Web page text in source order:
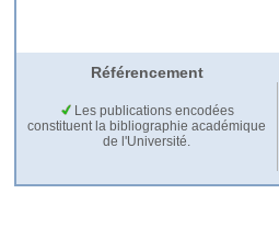
Référencement
Les publications encodées
constituent la bibliographie académique
de l'Université.